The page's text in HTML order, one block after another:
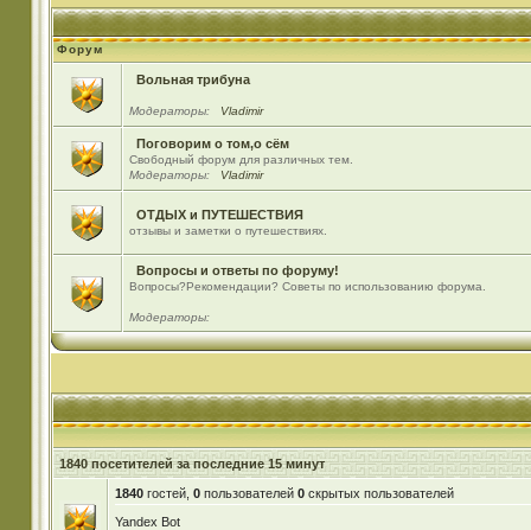
Форум
Вольная трибуна
Модераторы: Vladimir
Поговорим о том,о сём
Свободный форум для различных тем.
Модераторы:
Vladimir
ОТДЫХ и ПУТЕШЕСТВИЯ
отзывы и заметки о путешествиях.
Вопросы и ответы по форуму!
Вопросы?Рекомендации? Советы по использованию форума.
Модераторы:
1840 посетителей за последние 15 минут
1840гостей, 0пользователей 0скрытых пользователей
Yandex Bot